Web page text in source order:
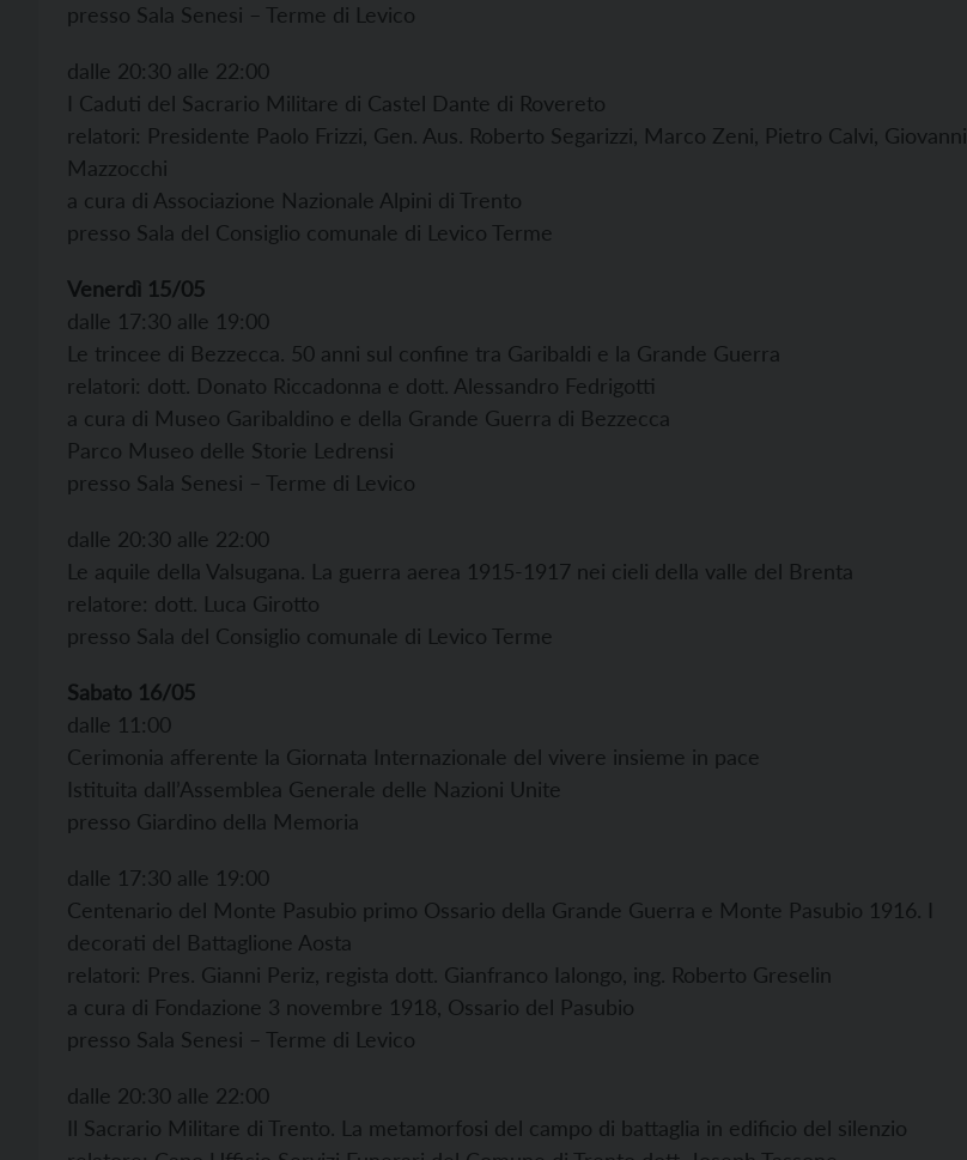
presso Sala Senesi – Terme di Levico
dalle 20:30 alle 22:00
I Caduti del Sacrario Militare di Castel Dante di Rovereto
relatori: Presidente Paolo Frizzi, Gen. Aus. Roberto Segarizzi, Marco Zeni, Pietro Calvi, Giovanni
Mazzocchi
a cura di Associazione Nazionale Alpini di Trento
presso Sala del Consiglio comunale di Levico Terme
Venerdì 15/05
dalle 17:30 alle 19:00
Le trincee di Bezzecca. 50 anni sul confine tra Garibaldi e la Grande Guerra
relatori: dott. Donato Riccadonna e dott. Alessandro Fedrigotti
a cura di Museo Garibaldino e della Grande Guerra di Bezzecca
Parco Museo delle Storie Ledrensi
presso Sala Senesi – Terme di Levico
dalle 20:30 alle 22:00
Le aquile della Valsugana. La guerra aerea 1915-1917 nei cieli della valle del Brenta
relatore: dott. Luca Girotto
presso Sala del Consiglio comunale di Levico Terme
Sabato 16/05
dalle 11:00
Cerimonia afferente la Giornata Internazionale del vivere insieme in pace
Istituita dall’Assemblea Generale delle Nazioni Unite
presso Giardino della Memoria
dalle 17:30 alle 19:00
Centenario del Monte Pasubio primo Ossario della Grande Guerra e Monte Pasubio 1916. I
decorati del Battaglione Aosta
relatori: Pres. Gianni Periz, regista dott. Gianfranco Ialongo, ing. Roberto Greselin
a cura di Fondazione 3 novembre 1918, Ossario del Pasubio
presso Sala Senesi – Terme di Levico
dalle 20:30 alle 22:00
Il Sacrario Militare di Trento. La metamorfosi del campo di battaglia in edificio del silenzio